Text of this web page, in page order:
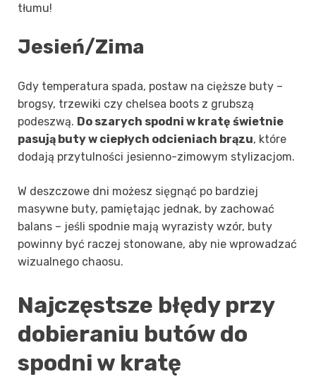
tłumu!
Jesień/Zima
Gdy temperatura spada, postaw na cięższe buty –
brogsy, trzewiki czy chelsea boots z grubszą
podeszwą. Do szarych spodni w kratę świetnie
pasują buty w ciepłych odcieniach brązu, które
dodają przytulności jesienno-zimowym stylizacjom.
W deszczowe dni możesz sięgnąć po bardziej
masywne buty, pamiętając jednak, by zachować
balans – jeśli spodnie mają wyrazisty wzór, buty
powinny być raczej stonowane, aby nie wprowadzać
wizualnego chaosu.
Najczęstsze błędy przy
dobieraniu butów do
spodni w kratę